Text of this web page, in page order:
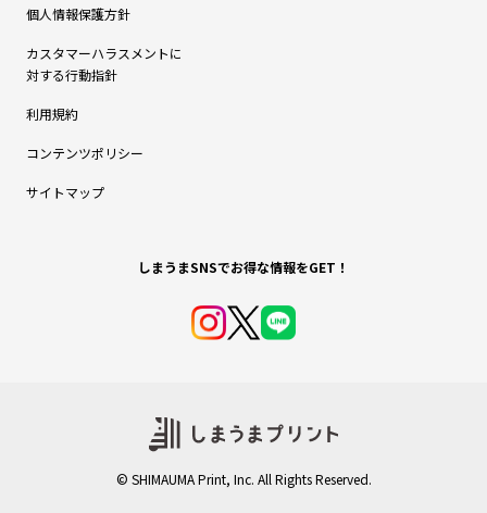
個人情報保護方針
カスタマーハラスメントに
対する行動指針
利用規約
コンテンツポリシー
サイトマップ
© SHIMAUMA Print, Inc. All Rights Reserved.